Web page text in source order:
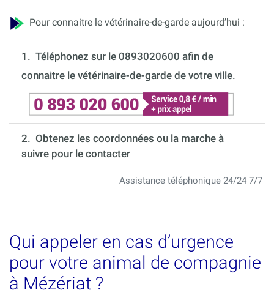
Pour connaitre le vétérinaire-de-garde aujourd’hui :
1. Téléphonez sur le 0893020600 afin de
connaitre le vétérinaire-de-garde de votre ville.
2. Obtenez les coordonnées ou la marche à
suivre pour le contacter
Assistance téléphonique 24/24 7/7
Qui appeler en cas d’urgence
pour votre animal de compagnie
à Mézériat ?